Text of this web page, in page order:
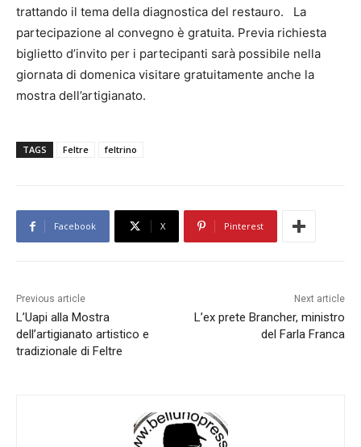
trattando il tema della diagnostica del restauro. La
partecipazione al convegno è gratuita. Previa richiesta
biglietto d’invito per i partecipanti sarà possibile nella
giornata di domenica visitare gratuitamente anche la
mostra dell’artigianato.
TAGS Feltre feltrino
Facebook X Pinterest
Previous article
L’Uapi alla Mostra
dell’artigianato artistico e
tradizionale di Feltre
Next article
L’ex prete Brancher, ministro
del Farla Franca